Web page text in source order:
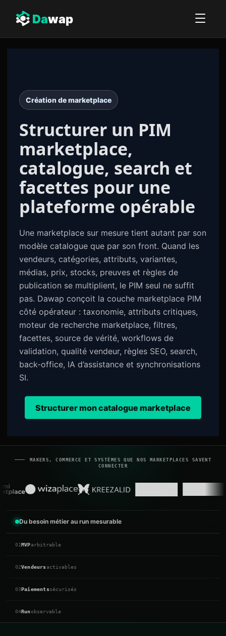
Dawap
Création de marketplace
Structurer un PIM
marketplace,
catalogue, search et
facettes pour une
plateforme opérable
Une marketplace sur mesure tient autant par son
modèle catalogue que par son front. Quand les
vendeurs, catégories, attributs, variantes,
médias, prix, stocks, preuves et règles de
publication se multiplient, le PIM seul ne suffit
pas. Dawap conçoit la couche marketplace PIM
côté opérateur : taxonomie, attributs critiques,
moteur de recherche marketplace, filtres,
facettes, source de vérité, workflows de
validation, qualité vendeur, règles SEO, search,
back-office, IA d’assistance et synchronisations
SI.
Structurer mon catalogue marketplace
MAKERS, COMMERCE ET SYSTÈMES QUE NOS MARKETPLACES SAVENT
CONNECTER
Du besoin métier au run mesurable
01MVParbitrable
02Vendeursactivables
03Paiementssécurisés
04Runobservable